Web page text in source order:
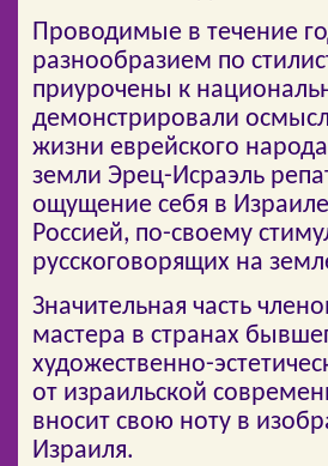
Проводимые в течение
разнообразием по
приурочены к
демонстрировали
жизни еврейского
земли Эрец-Исраэль
ощущение себя в
Россией, по-своему
русскоговорящих на
Значительная часть
мастера в странах
художественно-
от израильской
вносит свою ноту в
Израиля.